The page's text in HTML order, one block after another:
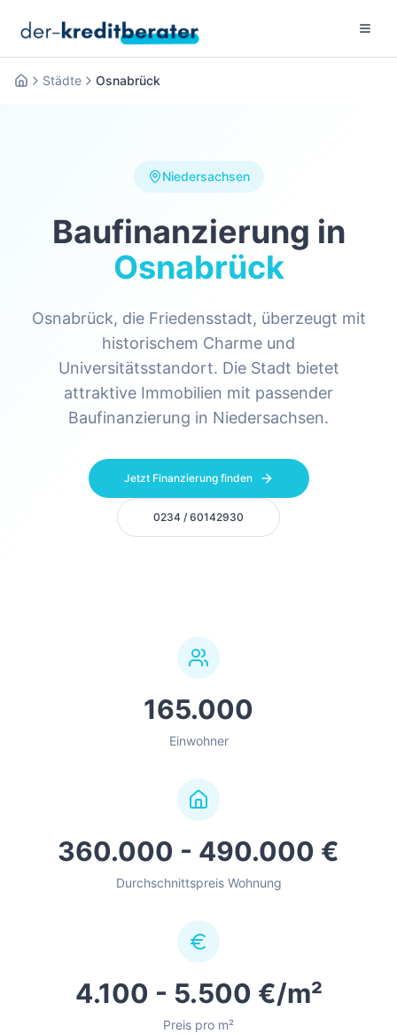
Menu
Startseite
Städte Osnabrück
Niedersachsen
Baufinanzierung in
Osnabrück
Osnabrück, die Friedensstadt, überzeugt mit
historischem Charme und
Universitätsstandort. Die Stadt bietet
attraktive Immobilien mit passender
Baufinanzierung in Niedersachsen.
Jetzt Finanzierung finden
0234 / 60142930
165.000
Einwohner
360.000 - 490.000 €
Durchschnittspreis Wohnung
4.100 - 5.500 €/m²
Preis pro m²